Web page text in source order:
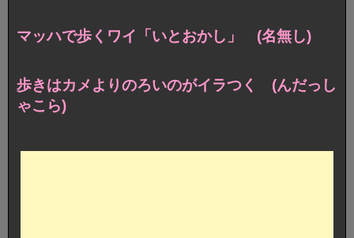
マッハで歩くワイ「いとおかし」 (名無し)
歩きはカメよりのろいのがイラつく (んだっし
ゃこら)